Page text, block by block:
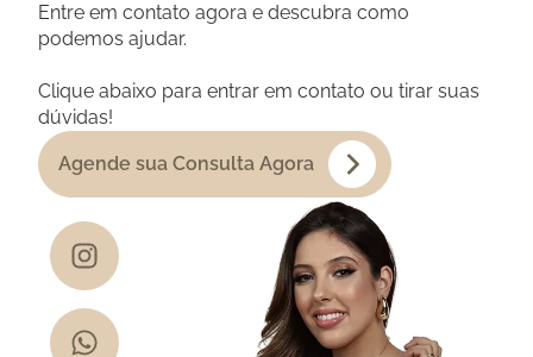
Entre em contato agora e descubra como
podemos ajudar.
Clique abaixo para entrar em contato ou tirar suas
dúvidas!
Agende sua Consulta Agora